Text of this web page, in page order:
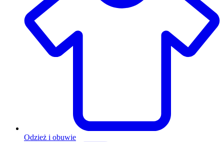
Odzież i obuwie